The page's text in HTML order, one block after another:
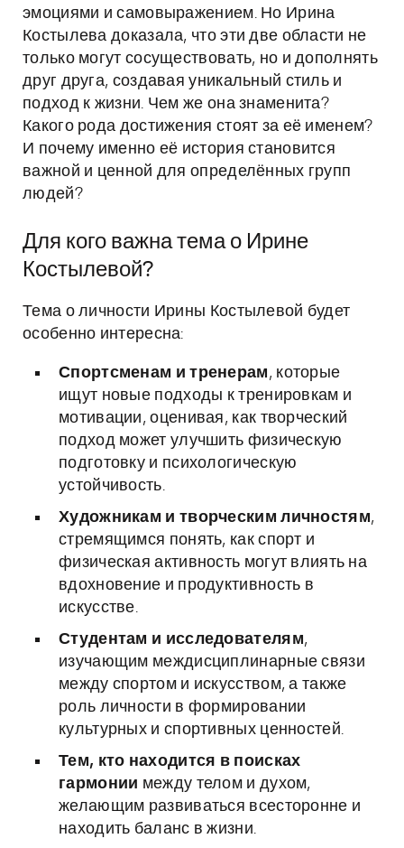
эмоциями и самовыражением. Но Ирина
Костылева доказала, что эти две области не
только могут сосуществовать, но и дополнять
друг друга, создавая уникальный стиль и
подход к жизни. Чем же она знаменита?
Какого рода достижения стоят за её именем?
И почему именно её история становится
важной и ценной для определённых групп
людей?
Для кого важна тема о Ирине
Костылевой?
Тема о личности Ирины Костылевой будет
особенно интересна:
Спортсменам и тренерам, которые
ищут новые подходы к тренировкам и
мотивации, оценивая, как творческий
подход может улучшить физическую
подготовку и психологическую
устойчивость.
Художникам и творческим личностям,
стремящимся понять, как спорт и
физическая активность могут влиять на
вдохновение и продуктивность в
искусстве.
Студентам и исследователям,
изучающим междисциплинарные связи
между спортом и искусством, а также
роль личности в формировании
культурных и спортивных ценностей.
Тем, кто находится в поисках
гармонии между телом и духом,
желающим развиваться всесторонне и
находить баланс в жизни.